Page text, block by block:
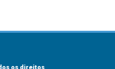
os direitos